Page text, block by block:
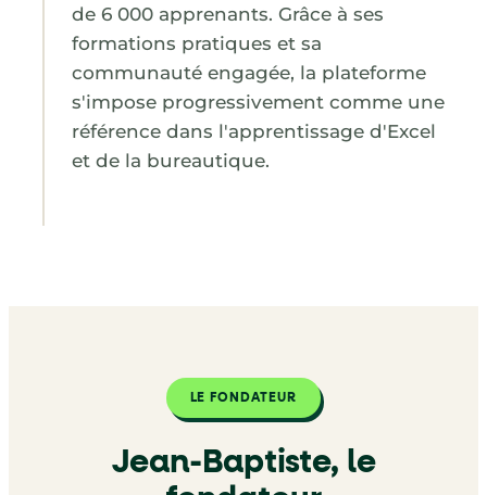
de 6 000 apprenants. Grâce à ses
formations pratiques et sa
communauté engagée, la plateforme
s'impose progressivement comme une
référence dans l'apprentissage d'Excel
et de la bureautique.
LE FONDATEUR
Jean-Baptiste, le